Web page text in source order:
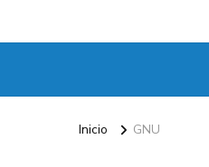
Inicio GNU